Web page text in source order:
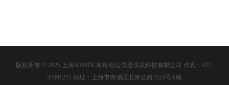
版权所有 © 2025 上海HJ04DC海角论坛仪器仪表科技有限公司 传真：021-
37691211 地址：上海市青浦区北青公路7523号A幢